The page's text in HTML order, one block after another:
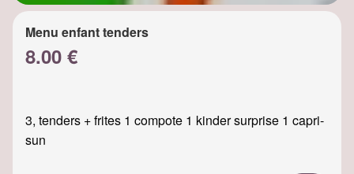
Menu enfant tenders
8.00 €
3, tenders + frites 1 compote 1 kinder surprise 1 capri-
sun